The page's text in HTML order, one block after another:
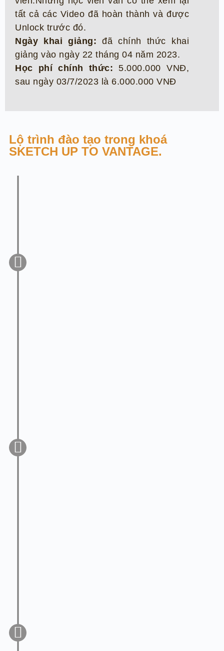
tất cả các Video đã hoàn thành và được
Unlock trước đó.
Ngày khai giảng: đã chính thức khai
giảng vào ngày 22 tháng 04 năm 2023.
Học phí chính thức: 5.000.000 VNĐ,
sau ngày 03/7/2023 là 6.000.000 VNĐ
Lộ trình đào tạo trong khoá
SKETCH UP TO VANTAGE.